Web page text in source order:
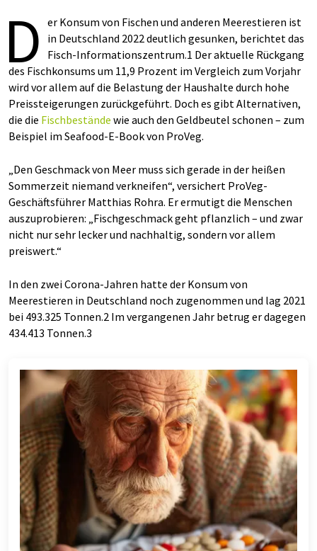
D er Konsum von Fischen und anderen Meerestieren ist
in Deutschland 2022 deutlich gesunken, berichtet das
Fisch-Informationszentrum.1 Der aktuelle Rückgang
des Fischkonsums um 11,9 Prozent im Vergleich zum Vorjahr
wird vor allem auf die Belastung der Haushalte durch hohe
Preissteigerungen zurückgeführt. Doch es gibt Alternativen,
die die Fischbestände wie auch den Geldbeutel schonen – zum
Beispiel im Seafood-E-Book von ProVeg.
„Den Geschmack von Meer muss sich gerade in der heißen
Sommerzeit niemand verkneifen“, versichert ProVeg-
Geschäftsführer Matthias Rohra. Er ermutigt die Menschen
auszuprobieren: „Fischgeschmack geht pflanzlich – und zwar
nicht nur sehr lecker und nachhaltig, sondern vor allem
preiswert.“
In den zwei Corona-Jahren hatte der Konsum von
Meerestieren in Deutschland noch zugenommen und lag 2021
bei 493.325 Tonnen.2 Im vergangenen Jahr betrug er dagegen
434.413 Tonnen.3